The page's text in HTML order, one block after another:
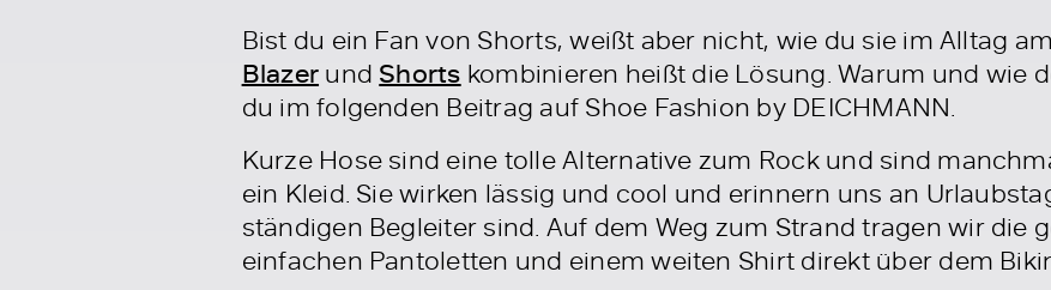
Bist du ein Fan von Shorts, weißt aber nicht, wie du sie im Alltag
Blazer und Shorts kombinieren heißt die Lösung. Warum und wie
du im folgenden Beitrag auf Shoe Fashion by DEICHMANN.
Kurze Hose sind eine tolle Alternative zum Rock und sind
ein Kleid. Sie wirken lässig und cool und erinnern uns an
ständigen Begleiter sind. Auf dem Weg zum Strand tragen wir die
einfachen Pantoletten und einem weiten Shirt direkt über dem